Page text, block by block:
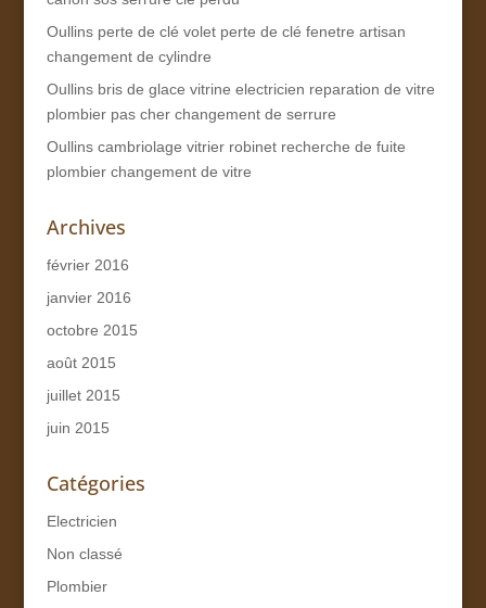
Oullins perte de clé volet perte de clé fenetre artisan
changement de cylindre
Oullins bris de glace vitrine electricien reparation de vitre
plombier pas cher changement de serrure
Oullins cambriolage vitrier robinet recherche de fuite
plombier changement de vitre
Archives
février 2016
janvier 2016
octobre 2015
août 2015
juillet 2015
juin 2015
Catégories
Electricien
Non classé
Plombier